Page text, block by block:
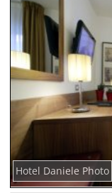
Hotel Daniele Photo